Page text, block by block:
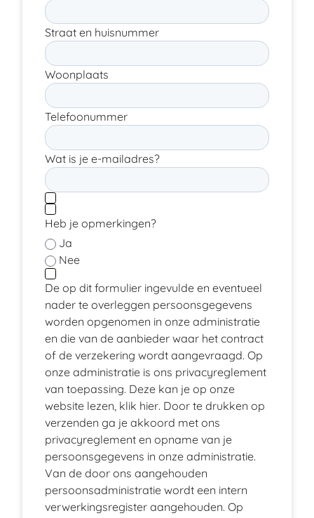
Straat en huisnummer
Woonplaats
Telefoonummer
Wat is je e-mailadres?
Heb je opmerkingen?
Ja
Nee
De op dit formulier ingevulde en eventueel
nader te overleggen persoonsgegevens
worden opgenomen in onze administratie
en die van de aanbieder waar het contract
of de verzekering wordt aangevraagd. Op
onze administratie is ons privacyreglement
van toepassing. Deze kan je op onze
website lezen, klik hier. Door te drukken op
verzenden ga je akkoord met ons
privacyreglement en opname van je
persoonsgegevens in onze administratie.
Van de door ons aangehouden
persoonsadministratie wordt een intern
verwerkingsregister aangehouden. Op